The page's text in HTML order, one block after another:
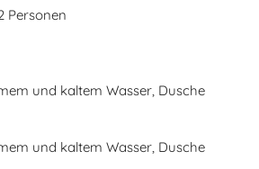
Personen
und kaltem Wasser, Dusche
und kaltem Wasser, Dusche